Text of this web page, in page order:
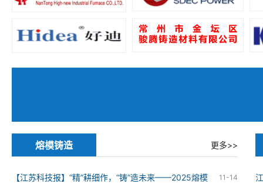
熔模铸造 更多>>
11-14
【江苏科技报】“精”耕细作，“铸”造未来——2025熔模